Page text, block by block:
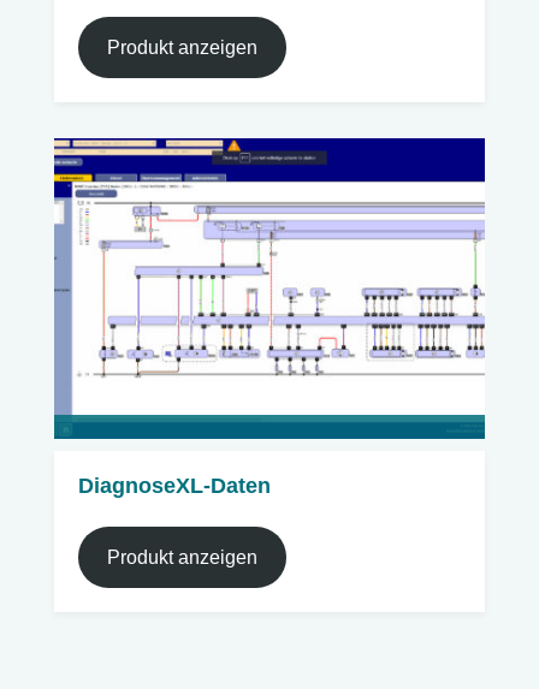
Produkt anzeigen
DiagnoseXL-Daten
Produkt anzeigen